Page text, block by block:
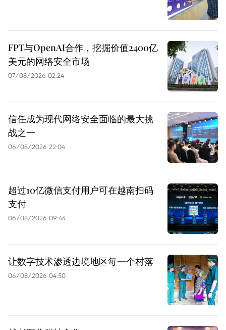
FPT与OpenAI合作，挖掘价值2400亿
美元的网络安全市场
07/08/2026 02:24
信任成为现代网络安全面临的最大挑
战之一
06/08/2026 22:04
超过10亿微信支付用户可在越南扫码
支付
06/08/2026 09:44
让数字技术渗透边境地区每一个村落
06/08/2026 04:50